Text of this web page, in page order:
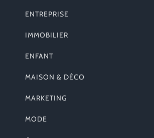
ENTREPRISE
IMMOBILIER
ENFANT
MAISON & DÉCO
MARKETING
MODE